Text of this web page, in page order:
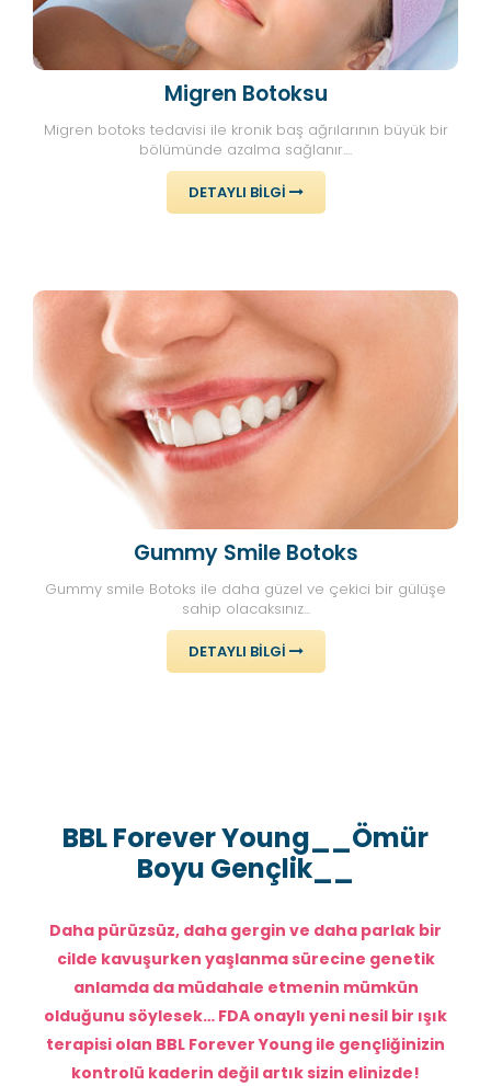
Migren Botoksu
Migren botoks tedavisi ile kronik baş ağrılarının büyük bir
bölümünde azalma sağlanır....
DETAYLI BILGI
Gummy Smile Botoks
Gummy smile Botoks ile daha güzel ve çekici bir gülüşe
sahip olacaksınız...
DETAYLI BILGI
BBL Forever Young__Ömür
Boyu Gençlik__
Daha pürüzsüz, daha gergin ve daha parlak bir
cilde kavuşurken yaşlanma sürecine genetik
anlamda da müdahale etmenin mümkün
olduğunu söylesek… FDA onaylı yeni nesil bir ışık
terapisi olan BBL Forever Young ile gençliğinizin
kontrolü kaderin değil artık sizin elinizde!